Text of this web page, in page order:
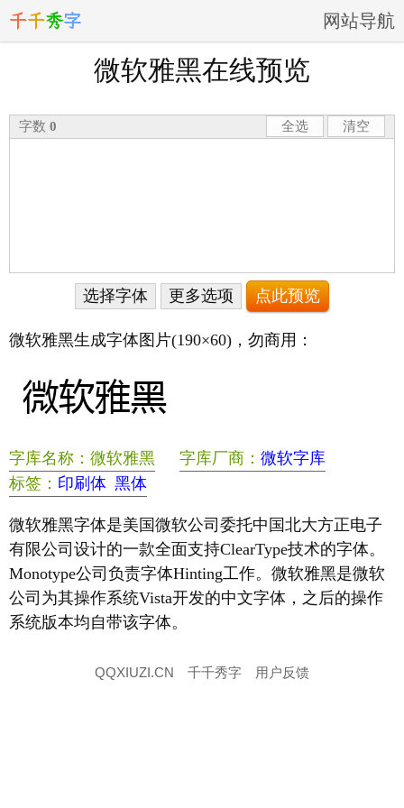
千千秀字 网站导航
微软雅黑在线预览
字数 0 全选 清空
选择字体 更多选项
微软雅黑生成字体图片(190×60) ，勿商用：
字库名称：微软雅黑 字库厂商： 微软字库
标签： 印刷体 黑体
微软雅黑字体是美国微软公司委托中国北大方正电子
有限公司设计的一款全面支持ClearType技术的字体。
Monotype公司负责字体Hinting工作。微软雅黑是微软
公司为其操作系统Vista开发的中文字体，之后的操作
系统版本均自带该字体。
QQXIUZI.CN 千千秀字 用户反馈